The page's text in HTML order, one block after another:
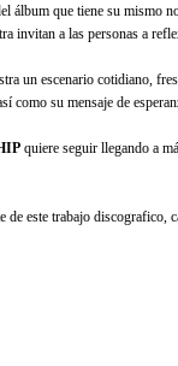
álbum que tiene su mismo
invitan a las personas a
un escenario cotidiano,
como su mensaje de
quiere seguir llegando a
de este trabajo discografico,